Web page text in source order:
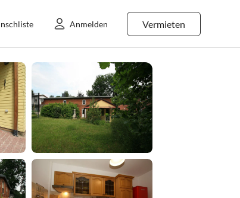
Vermieten
Anmelden